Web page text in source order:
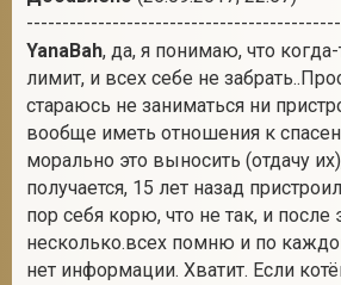
YanaBah, да, я понимаю, что когда-
лимит, и всех себе не
стараюсь не заниматься ни
вообще иметь отношения к
морально это выносить (отдачу
получается, 15 лет назад
пор себя корю, что не так, и после
несколько.всех помню и по
нет информации. Хватит. Если